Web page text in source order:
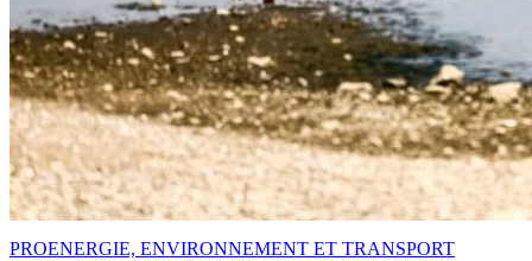
PROENERGIE, ENVIRONNEMENT ET TRANSPORT